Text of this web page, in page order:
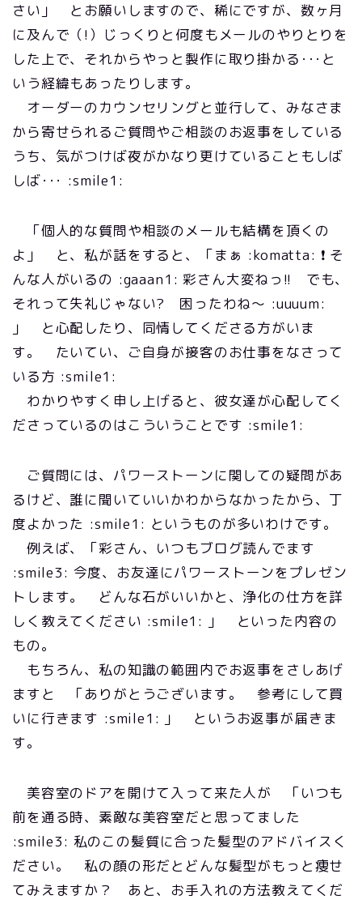
さい」 とお願いしますので、稀にですが、数ヶ月
に及んで（!）じっくりと何度もメールのやりとりを
した上で、それからやっと製作に取り掛かる･･･と
いう経緯もあったりします。
オーダーのカウンセリングと並行して、みなさま
から寄せられるご質問やご相談のお返事をしている
うち、気がつけば夜がかなり更けていることもしば
しば･･･ :smile1:
「個人的な質問や相談のメールも結構を頂くの
よ」 と、私が話をすると、「まぁ :komatta: ❗ そ
んな人がいるの :gaaan1: 彩さん大変ねっ!! でも、
それって失礼じゃない? 困ったわね～ :uuuum:
」 と心配したり、同情してくださる方がいま
す。 たいてい、ご自身が接客のお仕事をなさって
いる方 :smile1:
わかりやすく申し上げると、彼女達が心配してく
ださっているのはこういうことです :smile1:
ご質問には、パワーストーンに関しての疑問があ
るけど、誰に聞いていいかわからなかったから、丁
度よかった :smile1: というものが多いわけです。
例えば、「彩さん、いつもブログ読んでます
:smile3: 今度、お友達にパワーストーンをプレゼン
トします。 どんな石がいいかと、浄化の仕方を詳
しく教えてください :smile1: 」 といった内容の
もの。
もちろん、私の知識の範囲内でお返事をさしあげ
ますと 「ありがとうございます。 参考にして買
いに行きます :smile1: 」 というお返事が届きま
す。
美容室のドアを開けて入って来た人が 「いつも
前を通る時、素敵な美容室だと思ってました
:smile3: 私のこの髪質に合った髪型のアドバイスく
ださい。 私の顔の形だとどんな髪型がもっと痩せ
てみえますか？ あと、お手入れの方法教えてくだ